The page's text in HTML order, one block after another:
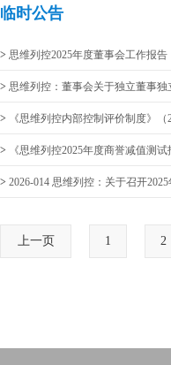
临时公告
> 思维列控2025年度董事会工作报告
> 思维列控：董事会关于独立董事
> 《思维列控内部控制评价制度》（
> 《思维列控2025年度商誉减值测试
> 2026-014 思维列控：关于召开
上一页 1 2